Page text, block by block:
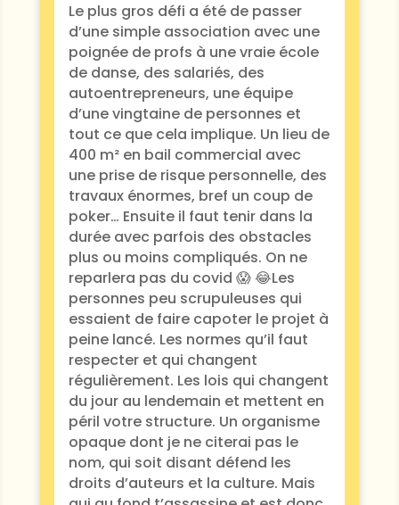
Le plus gros défi a été de passer
d’une simple association avec une
poignée de profs à une vraie école
de danse, des salariés, des
autoentrepreneurs, une équipe
d’une vingtaine de personnes et
tout ce que cela implique. Un lieu de
400 m² en bail commercial avec
une prise de risque personnelle, des
travaux énormes, bref un coup de
poker… Ensuite il faut tenir dans la
durée avec parfois des obstacles
plus ou moins compliqués. On ne
reparlera pas du covid 😱 😂Les
personnes peu scrupuleuses qui
essaient de faire capoter le projet à
peine lancé. Les normes qu’il faut
respecter et qui changent
régulièrement. Les lois qui changent
du jour au lendemain et mettent en
péril votre structure. Un organisme
opaque dont je ne citerai pas le
nom, qui soit disant défend les
droits d’auteurs et la culture. Mais